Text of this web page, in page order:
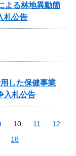
よる林地異動箇
札公告
した保健事業
入札公告
10 11
12
18